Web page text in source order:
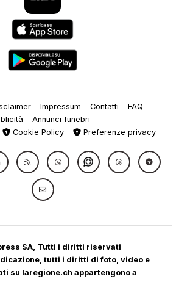
Impressum Contatti
FAQ
Annunci funebri
Cookie Policy Preferenze privacy
SA, Tutti i diritti riservati
tutti i diritti di foto, video e
su laregione.ch appartengono a